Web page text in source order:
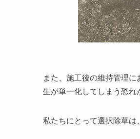
また、施工後の維持管理
生が単一化してしまう恐れ
私たちにとって選択除草は